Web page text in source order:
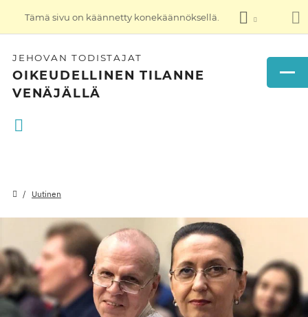
Tämä sivu on käännetty konekäännöksellä.
JEHOVAN TODISTAJAT
OIKEUDELLINEN TILANNE
VENÄJÄLLÄ
Uutinen